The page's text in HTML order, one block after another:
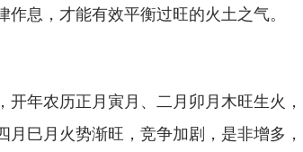
息，才能有效平衡过旺的火土之气。
年农历正月寅月、二月卯月木旺生火，
巳月火势渐旺，竞争加剧，是非增多，